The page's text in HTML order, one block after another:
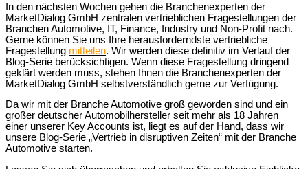
In den nächsten Wochen gehen die Branchenexperten der
MarketDialog GmbH zentralen vertrieblichen Fragestellungen der
Branchen Automotive, IT, Finance, Industry und Non-Profit nach.
Gerne können Sie uns Ihre herausforderndste vertriebliche
Fragestellung mitteilen. Wir werden diese definitiv im Verlauf der
Blog-Serie berücksichtigen. Wenn diese Fragestellung dringend
geklärt werden muss, stehen Ihnen die Branchenexperten der
MarketDialog GmbH selbstverständlich gerne zur Verfügung.
Da wir mit der Branche Automotive groß geworden sind und ein
großer deutscher Automobilhersteller seit mehr als 18 Jahren
einer unserer Key Accounts ist, liegt es auf der Hand, dass wir
unsere Blog-Serie „Vertrieb in disruptiven Zeiten“ mit der Branche
Automotive starten.